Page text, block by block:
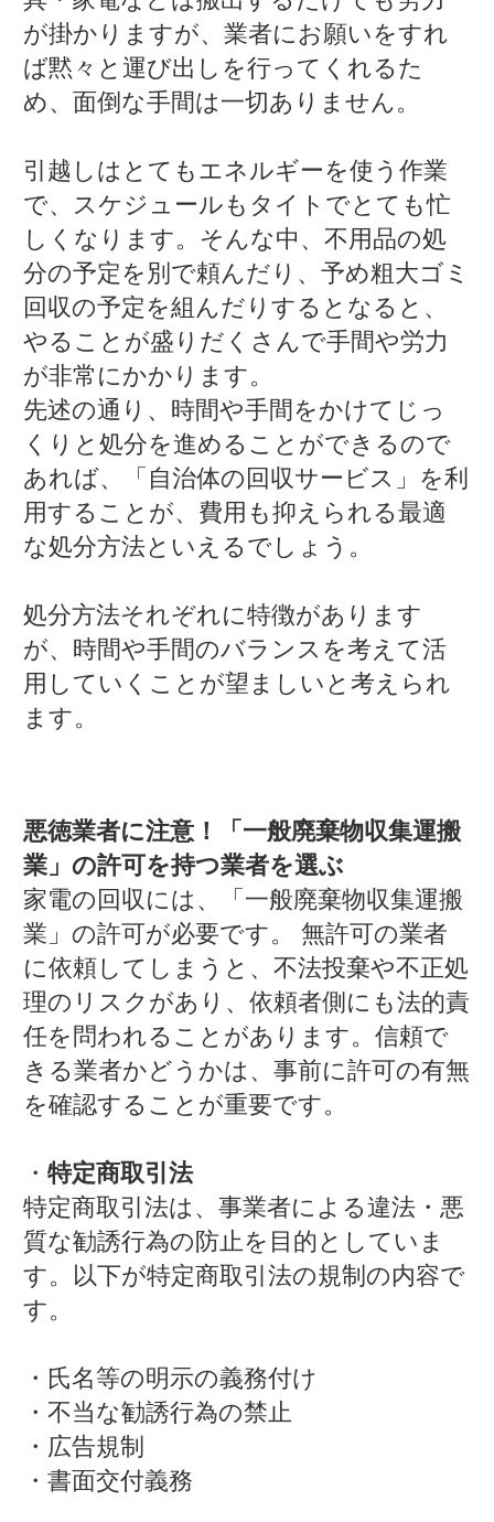
が掛かりますが、業者にお願いをすれ
ば黙々と運び出しを行ってくれるた
め、面倒な手間は一切ありません。
引越しはとてもエネルギーを使う作業
で、スケジュールもタイトでとても忙
しくなります。そんな中、不用品の処
分の予定を別で頼んだり、予め粗大ゴミ
回収の予定を組んだりするとなると、
やることが盛りだくさんで手間や労力
が非常にかかります。
先述の通り、時間や手間をかけてじっ
くりと処分を進めることができるので
あれば、「自治体の回収サービス」を利
用することが、費用も抑えられる最適
な処分方法といえるでしょう。
処分方法それぞれに特徴があります
が、時間や手間のバランスを考えて活
用していくことが望ましいと考えられ
ます。
悪徳業者に注意！「一般廃棄物収集運搬
業」の許可を持つ業者を選ぶ
家電の回収には、「一般廃棄物収集運搬
業」の許可が必要です。 無許可の業者
に依頼してしまうと、不法投棄や不正処
理のリスクがあり、依頼者側にも法的責
任を問われることがあります。信頼で
きる業者かどうかは、事前に許可の有無
を確認することが重要です。
・特定商取引法
特定商取引法は、事業者による違法・悪
質な勧誘行為の防止を目的としていま
す。以下が特定商取引法の規制の内容で
す。
・氏名等の明示の義務付け
・不当な勧誘行為の禁止
・広告規制
・書面交付義務